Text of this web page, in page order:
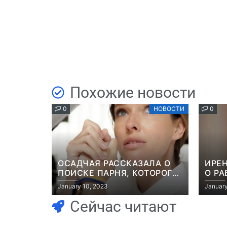
Похожие новости
0 НОВОСТИ
ОСАДЧАЯ РАССКАЗАЛА О
ПОИСКЕ ПАРНЯ, КОТОРОГО
ПОХИТИЛИ НА ГЛАЗАХ
НЕВЕСТЫ: “ОН ВЕСЬ УДАР
ПРИНЯЛ НА СЕБЯ”
January 10, 2023
0
О
Сейчас читают